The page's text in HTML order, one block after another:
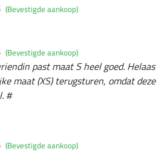
(Bevestigde aankoop)
(Bevestigde aankoop)
past maat S heel goed. Helaas
maat (XS) terugsturen, omdat deze
#
(Bevestigde aankoop)